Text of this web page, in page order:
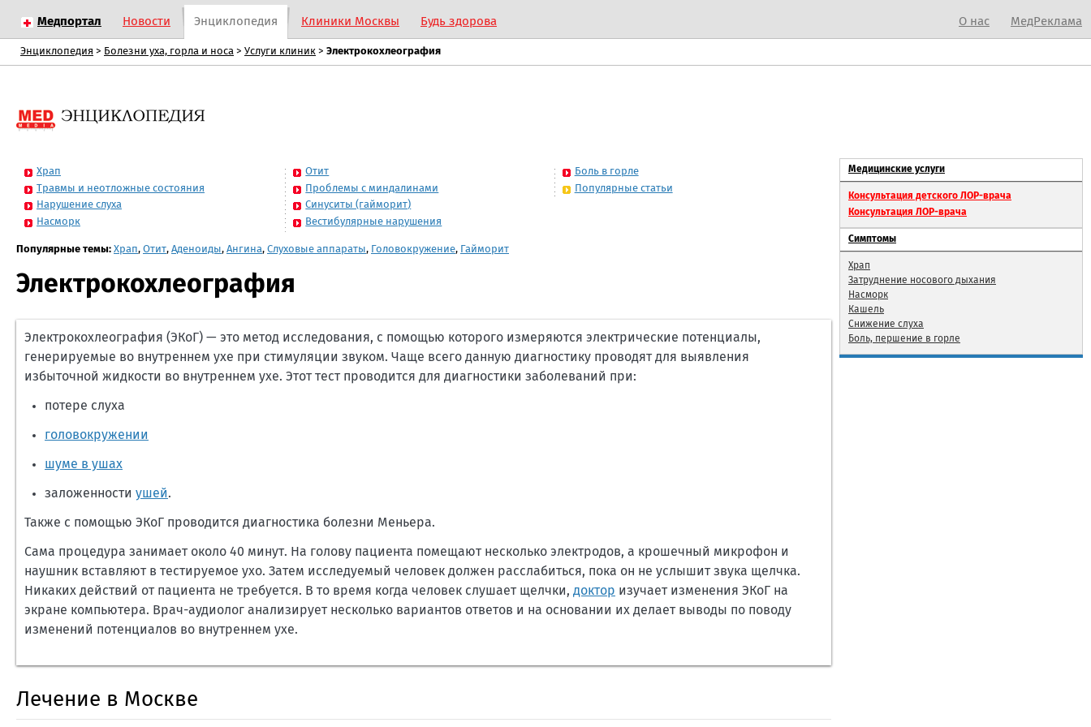
О нас МедРеклама
Медпортал Новости Энциклопедия Клиники Москвы Будь здорова
Энциклопедия > Болезни уха, горла и носа > Услуги клиник > Электрокохлеография
Храп
Травмы и неотложные состояния
Нарушение слуха
Насморк
Отит
Проблемы с миндалинами
Синуситы (гайморит)
Вестибулярные нарушения
Боль в горле
Популярные статьи
Популярные темы: Храп, Отит, Аденоиды, Ангина, Слуховые аппараты, Головокружение, Гайморит
Электрокохлеография
Электрокохлеография (ЭКоГ) — это метод исследования, с помощью которого измеряются электрические потенциалы,
генерируемые во внутреннем ухе при стимуляции звуком. Чаще всего данную диагностику проводят для выявления
избыточной жидкости во внутреннем ухе. Этот тест проводится для диагностики заболеваний при:
потере слуха
головокружении
шуме в ушах
заложенности ушей.
Также с помощью ЭКоГ проводится диагностика болезни Меньера.
Сама процедура занимает около 40 минут. На голову пациента помещают несколько электродов, а крошечный микрофон и
наушник вставляют в тестируемое ухо. Затем исследуемый человек должен расслабиться, пока он не услышит звука щелчка.
Никаких действий от пациента не требуется. В то время когда человек слушает щелчки, доктор изучает изменения ЭКоГ на
экране компьютера. Врач-аудиолог анализирует несколько вариантов ответов и на основании их делает выводы по поводу
изменений потенциалов во внутреннем ухе.
Лечение в Москве
Медицинские услуги
Консультация детского ЛОР-врача
Консультация ЛОР-врача
Симптомы
Храп
Затруднение носового дыхания
Насморк
Кашель
Снижение слуха
Боль, першение в горле